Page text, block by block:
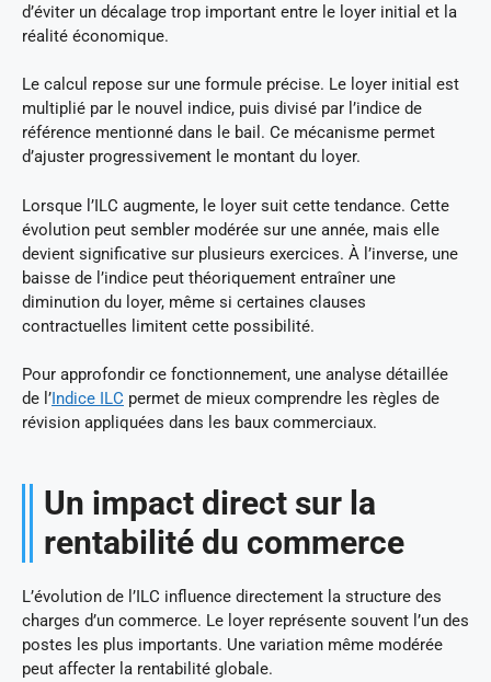
d’éviter un décalage trop important entre le loyer initial et la
réalité économique.
Le calcul repose sur une formule précise. Le loyer initial est
multiplié par le nouvel indice, puis divisé par l’indice de
référence mentionné dans le bail. Ce mécanisme permet
d’ajuster progressivement le montant du loyer.
Lorsque l’ILC augmente, le loyer suit cette tendance. Cette
évolution peut sembler modérée sur une année, mais elle
devient significative sur plusieurs exercices. À l’inverse, une
baisse de l’indice peut théoriquement entraîner une
diminution du loyer, même si certaines clauses
contractuelles limitent cette possibilité.
Pour approfondir ce fonctionnement, une analyse détaillée
de l’ Indice ILC permet de mieux comprendre les règles de
révision appliquées dans les baux commerciaux.
Un impact direct sur la
rentabilité du commerce
L’évolution de l’ILC influence directement la structure des
charges d’un commerce. Le loyer représente souvent l’un des
postes les plus importants. Une variation même modérée
peut affecter la rentabilité globale.